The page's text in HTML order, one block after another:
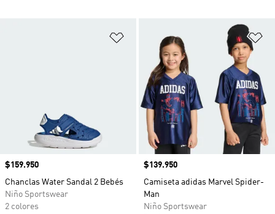
Añadir a la lista de deseos
Precio
$159.950
Chanclas Water Sandal 2 Bebés
Niño Sportswear
2 colores
Precio
$139.950
Camiseta adidas Marvel Spider-
Man
Niño Sportswear